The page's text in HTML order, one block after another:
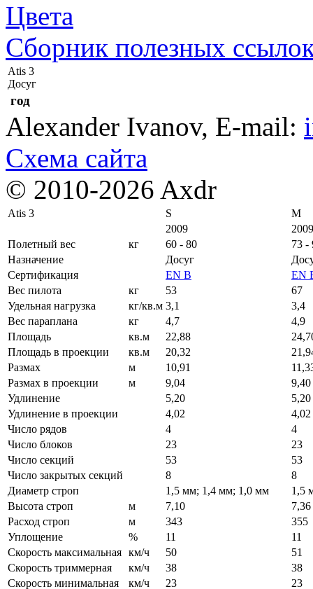
Цвета
Сборник полезных
Atis 3
Досуг
год
Alexander Ivanov, E-mail:
Схема сайта
© 2010-2026 Axdr
Atis 3 S
M
2009
2009
Полетный вес
кг 60 - 80
73 -
Назначение
Досуг
Сертификация
EN B
EN
Вес пилота
кг 53
67
Удельная нагрузка
кг/кв.м 3,1
3,4
Вес параплана
кг 4,7
4,9
Площадь
кв.м 22,88
Площадь в проекции
кв.м 20,32
Размах
м 10,91
Размах в проекции
м 9,04
9,40
Удлинение
5,20
5,20
Удлинение в проекции
4,02
4,02
Число рядов
4
4
Число блоков
23
23
Число секций
53
53
Число закрытых секций
8
8
Диаметр строп
1,5 мм; 1,4 мм; 1,0 мм
1,5
Высота строп
м 7,10
7,36
Расход строп
м 343
355
Уплощение
% 11
11
Скорость максимальная км/ч 50
51
Скорость триммерная
км/ч 38
38
Скорость минимальная
км/ч 23 23